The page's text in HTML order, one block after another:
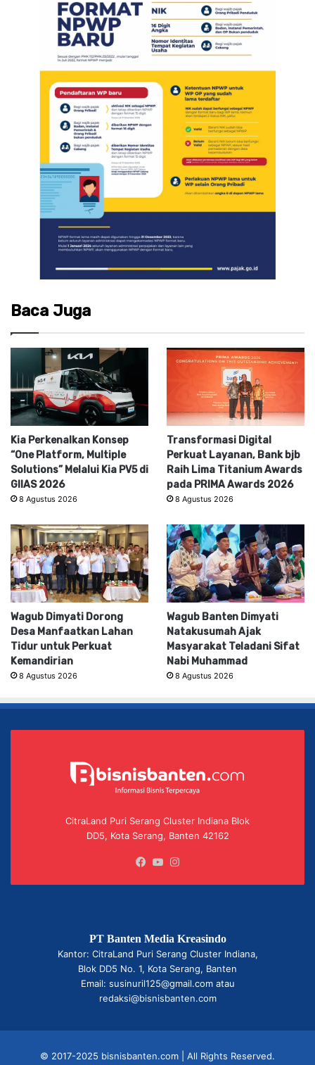
Baca Juga
Kia Perkenalkan Konsep
“One Platform, Multiple
Solutions” Melalui Kia PV5 di
GIIAS 2026
8 Agustus 2026
Transformasi Digital
Perkuat Layanan, Bank bjb
Raih Lima Titanium Awards
pada PRIMA Awards 2026
8 Agustus 2026
Wagub Dimyati Dorong
Desa Manfaatkan Lahan
Tidur untuk Perkuat
Kemandirian
8 Agustus 2026
Wagub Banten Dimyati
Natakusumah Ajak
Masyarakat Teladani Sifat
Nabi Muhammad
8 Agustus 2026
CitraLand Puri Serang Cluster Indiana Blok
DD5, Kota Serang, Banten 42162
Facebook
YouTube
PT Banten Media Kreasindo
Kantor: CitraLand Puri Serang Cluster Indiana,
Blok DD5 No. 1, Kota Serang, Banten
Email: susinuril125@gmail.com atau
redaksi@bisnisbanten.com
© 2017-2025 bisnisbanten.com | All Rights Reserved.